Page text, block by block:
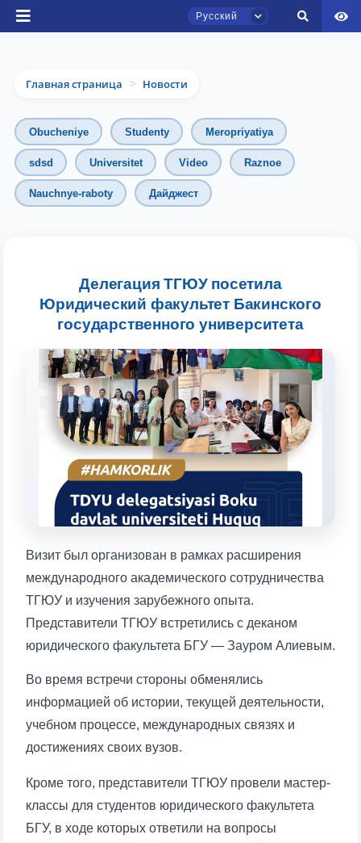
Русский
Главная страница > Новости
Obucheniye Studenty Meropriyatiya
sdsd Universitet Video Raznoe
Nauchnye-raboty Дайджест
Делегация ТГЮУ посетила
Юридический факультет Бакинского
государственного университета
Визит был организован в рамках расширения
международного академического сотрудничества
ТГЮУ и изучения зарубежного опыта.
Представители ТГЮУ встретились с деканом
юридического факультета БГУ — Зауром Алиевым.
Во время встречи стороны обменялись
информацией об истории, текущей деятельности,
учебном процессе, международных связях и
достижениях своих вузов.
Кроме того, представители ТГЮУ провели мастер-
классы для студентов юридического факультета
БГУ, в ходе которых ответили на вопросы
Чат приёмной комиссии ТГЮУ
Онлайн
Оставляйте здесь свои обращения по
вопросам приёма.
Выберите тему — затем появятся
конкретные вопросы:
1. Документы (бакалавр) (5) 2. Документы (магистр) (4)
3. Собеседование (бакалавр) (8)
4. Собеседование (магистр) (5)
6. Онлайн-заявки (15) 7. Колл-центр (4)
8. Квота (бакалавриат) (1)
✉️ Написать администратору